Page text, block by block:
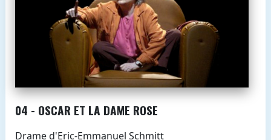
04 - OSCAR ET LA DAME ROSE
Drame d'Eric-Emmanuel Schmitt